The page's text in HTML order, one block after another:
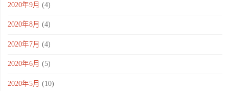
2020年9月 (4)
2020年8月 (4)
2020年7月 (4)
2020年6月 (5)
2020年5月 (10)